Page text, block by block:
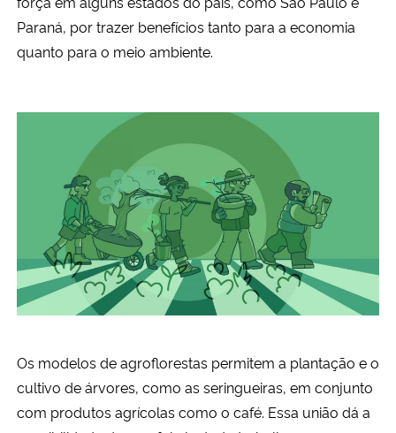
Secretaria-Geral
Secretaria de Governo
Advocacia-Geral da União
Banco Central do Brasil
Paraná, por trazer benefícios tanto para a economia
quanto para o meio ambiente.
Os modelos de agroflorestas permitem a plantação e o
cultivo de árvores, como as seringueiras, em conjunto
com produtos agrícolas como o café. Essa união dá a